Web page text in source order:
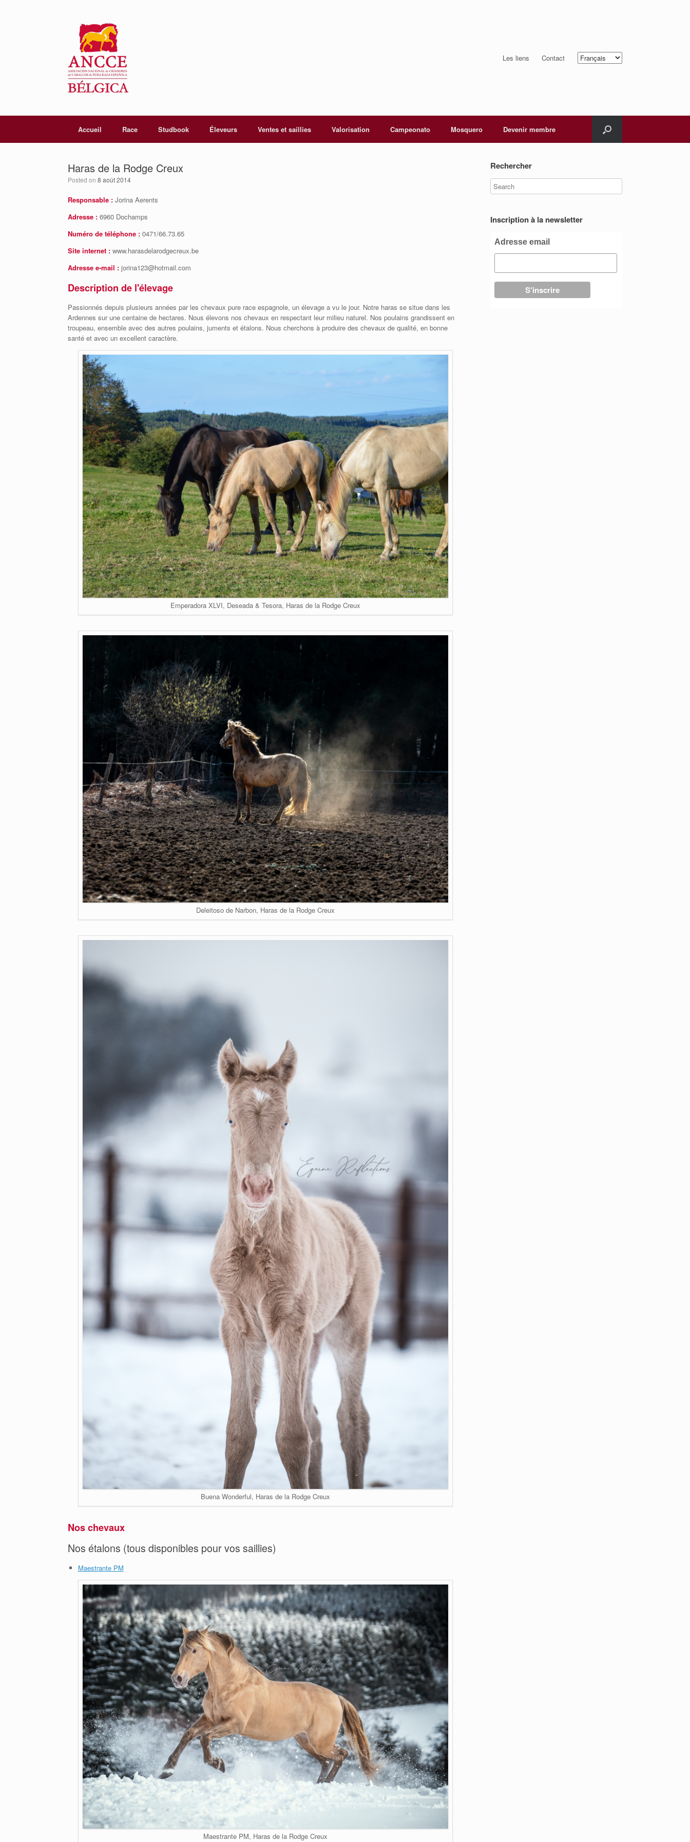
Les liens Contact
Choisir
une
Accueil Race Studbook Éleveurs Ventes et saillies Valorisation Campeonato Mosquero Devenir membre
Haras de la Rodge Creux
Posted on 8 août 2014
Responsable : Jorina Aerents
Adresse : 6960 Dochamps
Numéro de téléphone : 0471/66.73.65
Site internet : www.harasdelarodgecreux.be
Adresse e-mail : jorina123@hotmail.com
Description de l'élevage
Passionnés depuis plusieurs années par les chevaux pure race espagnole, un élevage a vu le jour. Notre haras se situe dans les
Ardennes sur une centaine de hectares. Nous élevons nos chevaux en respectant leur milieu naturel. Nos poulains grandissent en
troupeau, ensemble avec des autres poulains, juments et étalons. Nous cherchons à produire des chevaux de qualité, en bonne
santé et avec un excellent caractère.
Emperadora XLVI, Deseada & Tesora, Haras de la Rodge Creux
Deleitoso de Narbon, Haras de la Rodge Creux
Buena Wonderful, Haras de la Rodge Creux
Nos chevaux
Nos étalons (tous disponibles pour vos saillies)
Maestrante PM
Maestrante PM, Haras de la Rodge Creux
Rechercher
Inscription à la newsletter
Adresse email